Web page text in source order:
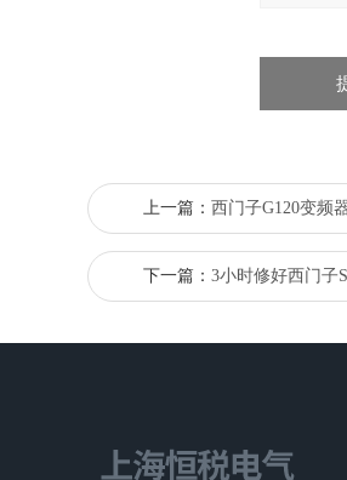
上一篇： 西门子G120变频
下一篇： 3小时修好西门子